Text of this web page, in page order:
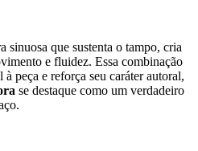
sinuosa que sustenta o tampo, cria
e fluidez. Essa combinação
peça e reforça seu caráter autoral,
se destaque como um verdadeiro